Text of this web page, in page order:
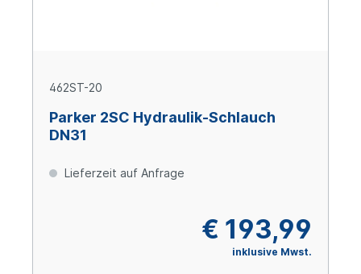
462ST-20
Parker 2SC Hydraulik-Schlauch
DN31
Lieferzeit auf Anfrage
€ 193,99
inklusive Mwst.